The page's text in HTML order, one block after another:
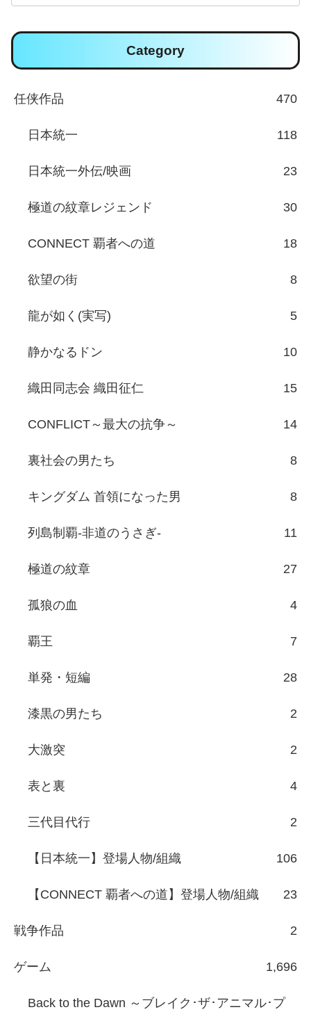
Category
任侠作品 470
日本統一 118
日本統一外伝/映画 23
極道の紋章レジェンド 30
CONNECT 覇者への道 18
欲望の街 8
龍が如く(実写) 5
静かなるドン 10
織田同志会 織田征仁 15
CONFLICT～最大の抗争～ 14
裏社会の男たち 8
キングダム 首領になった男 8
列島制覇-非道のうさぎ- 11
極道の紋章 27
孤狼の血 4
覇王 7
単発・短編 28
漆黒の男たち 2
大激突 2
表と裏 4
三代目代行 2
【日本統一】登場人物/組織 106
【CONNECT 覇者への道】登場人物/組織 23
戦争作品 2
ゲーム 1,696
Back to the Dawn ～ブレイク･ザ･アニマル･プ